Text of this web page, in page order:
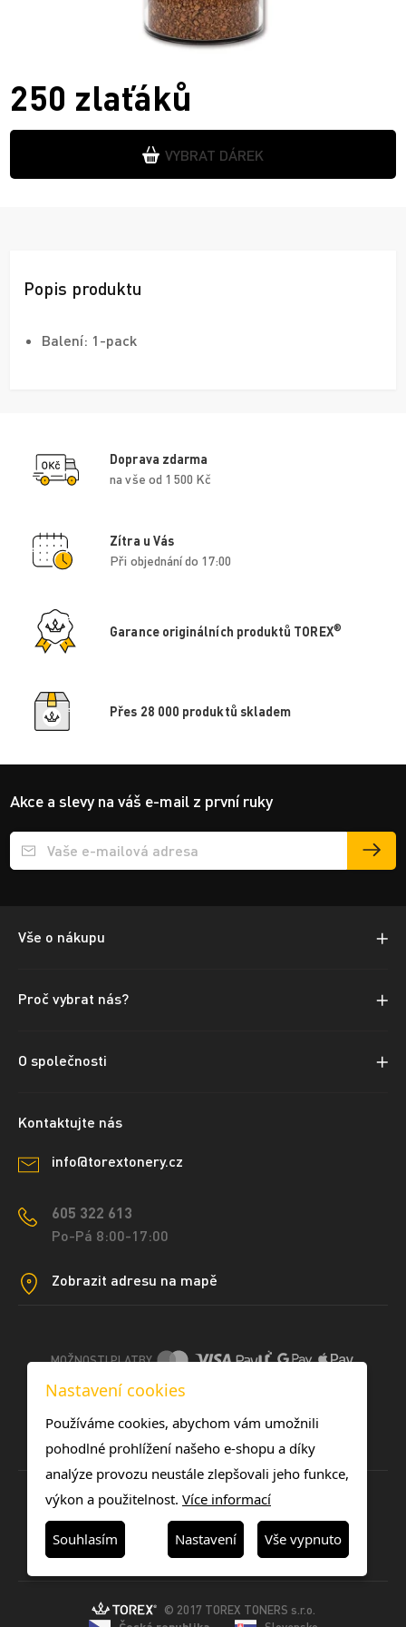
250 zlaťáků
VYBRAT DÁREK
Popis produktu
Balení: 1-pack
Doprava zdarma
na vše od 1 500 Kč
Zítra u Vás
Při objednání do 17:00
Garance originálních produktů TOREX®
Přes 28 000 produktů skladem
Akce a slevy na váš e-mail z první ruky
Přihlášení e-mailu k odběru
Vše o nákupu
Proč vybrat nás?
O společnosti
Kontaktujte nás
info@torextonery.cz
605 322 613
Po-Pá 8:00-17:00
Zobrazit adresu na mapě
MOŽNOSTI PLATBY
DOPRAVNÍ METODY
© 2017 TOREX TONERS s.r.o.
Nastavení cookies
Používáme cookies, abychom vám umožnili
pohodlné prohlížení našeho e-shopu a díky
analýze provozu neustále zlepšovali jeho funkce,
výkon a použitelnost. Více informací
Souhlasím Nastavení Vše vypnuto